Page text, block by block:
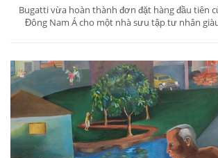
Bugatti vừa hoàn thành đơn đặt hàng đầu tiên
Đông Nam Á cho một nhà sưu tập tư nhân